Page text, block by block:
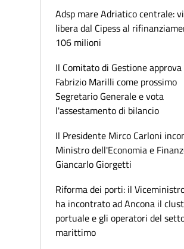
Adsp mare Adriatico centrale:
libera dal Cipess al
106 milioni
Il Comitato di Gestione approva
Fabrizio Marilli come prossimo
Segretario Generale e vota
l'assestamento di bilancio
Il Presidente Mirco Carloni
Ministro dell'Economia e
Giancarlo Giorgetti
Riforma dei porti: il
ha incontrato ad Ancona il
portuale e gli operatori del
marittimo